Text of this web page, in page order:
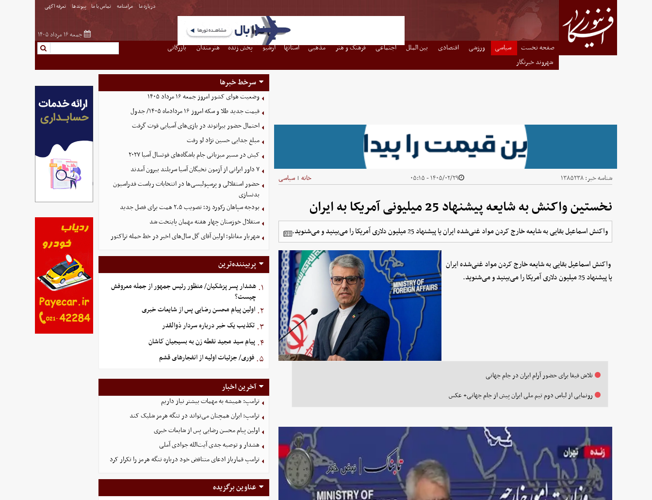
درباره ما مرامنامه تماس با ما پیوندها تعرفه اگهی
جمعه ۱۶ مرداد ۱۴۰۵
صفحه نخست سیاسی ورزشی اقتصادی بین الملل اجتماعی فرهنگ و هنر مذهبی استانها آرشیو پخش زنده هنرمندان
بازرگانی
شهروند خبرنگار
شناسه خبر:۱۳۸۵۲۳۸ ۱۴۰۵/۰۲/۲۹ - ۰۵:۱۵ خانه | سیاسی
نخستین واکنش به شایعه پیشنهاد 25 میلیونی آمریکا به ایران
واکنش اسماعیل بقایی به شایعه خارج کردن مواد غنی‌شده ایران یا پیشنهاد 25 میلیون دلاری آمریکا را می‌بینید و می‌شنوید.
واکنش اسماعیل بقایی به شایعه خارج کردن مواد غنی‌شده ایران
یا پیشنهاد 25 میلیون دلاری آمریکا را می‌بینید و می‌شنوید.
تلاش فیفا برای حضور آرام ایران در جام جهانی
رونمایی از لباس دوم تیم ملی ایران پیش از جام جهانی+ عکس
سرخط خبرها
وضعیت هوای کشور امروز جمعه ۱۶ مرداد ۱۴۰۵
قیمت جدید طلا و سکه امروز ۱۶ مردادماه ۱۴۰۵/ جدول
احتمال حضور بیرانوند در بازی‌های آسیایی قوت گرفت
مبلغ جدایی حسین نژاد لو رفت
کیش در مسیر میزبانی جام باشگاه‌های فوتسال آسیا ۲۰۲۷
۷ داور ایرانی از آزمون نخبگان آسیا سربلند بیرون آمدند
حضور استقلالی و پرسپولیسی‌ها در انتخابات ریاست فدراسیون
بدنسازی
بودجه سپاهان رکورد زد؛ تصویب ۲.۵ همت برای فصل جدید
ستقلال خوزستان چهار هفته مهمان پایتخت شد
شهریار مغانلو؛ اولین آقای گل سال‌های اخیر در خط حمله تراکتور
پربیننده‌ترین
۱. هشدار پسر پزشکیان/ منظور رئیس جمهور از جمله معروفش
چیست؟
۲. اولین پیام محسن رضایی پس از شایعات خبری
۳. تکذیب یک خبر درباره سردار ذوالقدر
۴. پیام سید مجید نقطه زن به بسیجیان کاشان
۵. فوری/ جزئیات اولیه از انفجارهای قشم
آخرین اخبار
ترامپ: همیشه به مهمات بیشتر نیاز داریم
ترامپ: ایران همچنان می‌تواند در تنگه هرمز شلیک کند
اولین پیام محسن رضایی پس از شایعات خبری
هشدار و توصیه جدی آیت‌الله جوادی آملی
ترامپ قمارباز ادعای متناقض خود درباره تنگه هرمز را تکرار کرد
عناوین برگزیده